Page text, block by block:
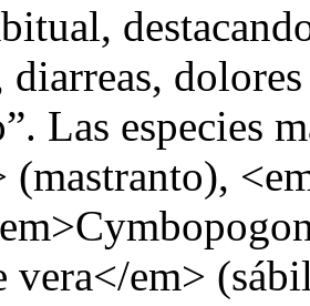
Las especies
(mastranto),
vera</em>